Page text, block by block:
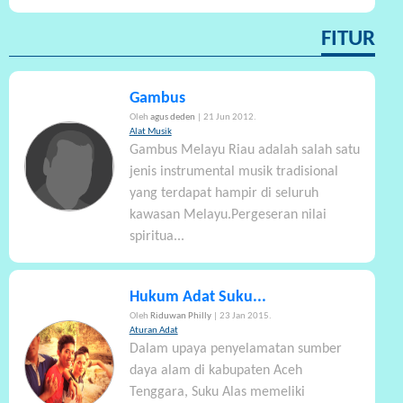
FITUR
Gambus
Oleh agus deden
| 21 Jun 2012.
Alat Musik
Gambus Melayu Riau adalah salah satu
jenis instrumental musik tradisional
yang terdapat hampir di seluruh
kawasan Melayu.Pergeseran nilai
spiritua...
Hukum Adat Suku...
Oleh Riduwan Philly
| 23 Jan 2015.
Aturan Adat
Dalam upaya penyelamatan sumber
daya alam di kabupaten Aceh
Tenggara, Suku Alas memeliki